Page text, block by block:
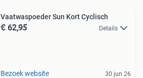
Vaatwaspoeder Sun Kort Cyclisch
€ 62,95 Details
Bezoek website 30 jun 26